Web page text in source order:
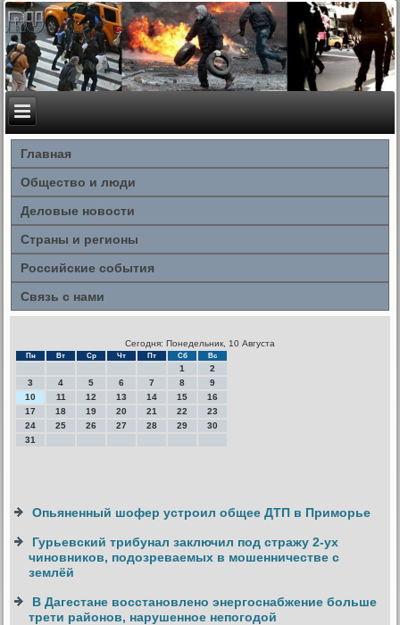
Главная
Общество и люди
Деловые новости
Страны и регионы
Российские события
Связь с нами
Сегодня: Понедельник, 10 Августа
Пн Вт Ср Чт Пт Сб Вс
1
2
3
4 5 6 7 8
9
10
11 12 13 14 15
16
17
18 19 20 21 22
23
24
25 26 27 28 29
30
31
Опьяненный шофер устроил общее ДТП в Приморье
Гурьевский трибунал заключил под стражу 2-ух
чиновников, подозреваемых в мошенничестве с
землёй
В Дагестане восстановлено энергоснабжение больше
трети районов, нарушенное непогодой